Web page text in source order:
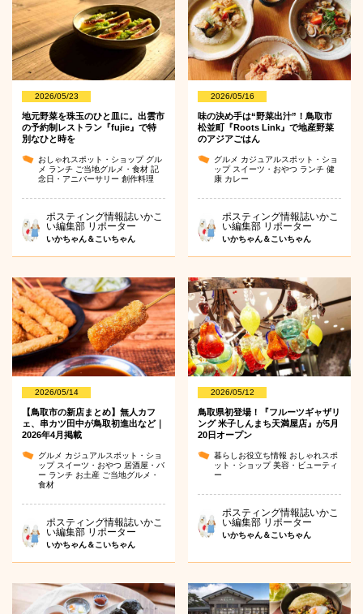
2026/05/23
地元野菜を珠玉のひと皿に。出雲市
の予約制レストラン『fujie』で特
別なひと時を
おしゃれスポット・ショップ グル
メ ランチ ご当地グルメ・食材 記
念日・アニバーサリー 創作料理
ポスティング情報誌いかこ
い編集部 リポーター
いかちゃん＆こいちゃん
2026/05/16
味の決め手は“野菜出汁”！鳥取市
松並町『Roots Link』で地産野菜
のアジアごはん
グルメ カジュアルスポット・ショ
ップ スイーツ・おやつ ランチ健
康 カレー
ポスティング情報誌いかこ
い編集部 リポーター
いかちゃん＆こいちゃん
2026/05/14
【鳥取市の新店まとめ】無人カフ
ェ、串カツ田中が鳥取初進出など｜
2026年4月掲載
グルメ カジュアルスポット・ショ
ップ スイーツ・おやつ 居酒屋・バ
ー ランチ お土産 ご当地グルメ・
食材
ポスティング情報誌いかこ
い編集部 リポーター
いかちゃん＆こいちゃん
2026/05/12
鳥取県初登場！『フルーツギャザリ
ング 米子しんまち天満屋店』が5月
20日オープン
暮らしお役立ち情報 おしゃれスポ
ット・ショップ美容・ビューティ
ー
ポスティング情報誌いかこ
い編集部 リポーター
いかちゃん＆こいちゃん